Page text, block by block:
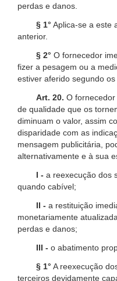
perdas e danos.
§ 1° Aplica-se a este
anterior.
§ 2° O fornecedor
fizer a pesagem ou a
estiver aferido segundo os
Art. 20. O
de qualidade que os
diminuam o valor, assim
disparidade com as
mensagem publicitária,
alternativamente e à sua
I - a reexecução dos
quando cabível;
II - a restituição
monetariamente
perdas e danos;
III - o abatimento
§ 1° A reexecução
terceiros devidamente